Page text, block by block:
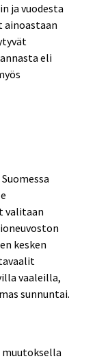
ja vuodesta
ainoastaan
eli
valitaan
kesken
vaaleilla,
sunnuntai.
muutoksella